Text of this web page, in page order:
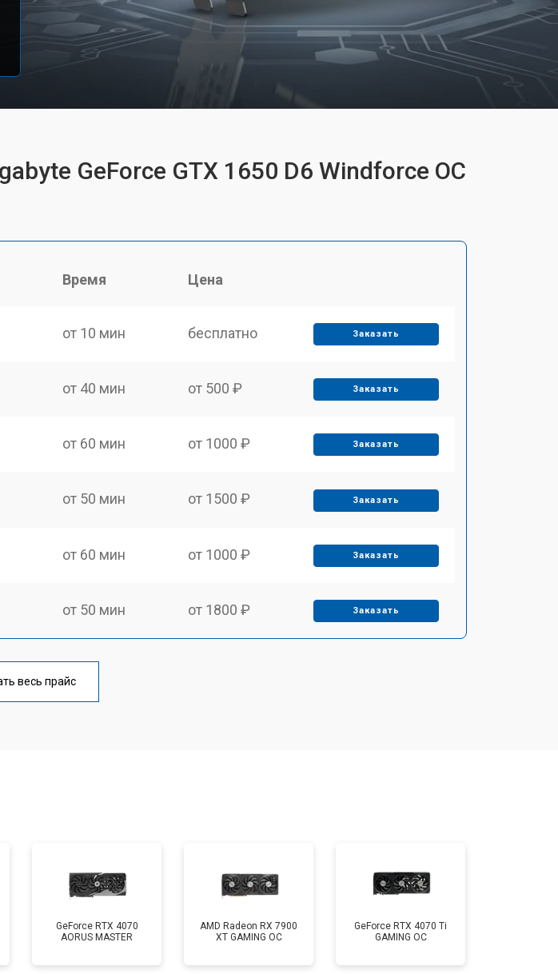
GeForce GTX 1650 D6 Windforce OC
Время Цена
от 10 мин бесплатно Заказать
от 40 мин от 500 ₽ Заказать
от 60 мин от 1000 ₽ Заказать
от 50 мин от 1500 ₽ Заказать
от 60 мин от 1000 ₽ Заказать
от 50 мин от 1800 ₽ Заказать
от 60 мин
весь прайс
GeForce RTX 4070
AORUS MASTER
AMD Radeon RX 7900
XT GAMING OC
GeForce RTX 4070 Ti
GAMING OC